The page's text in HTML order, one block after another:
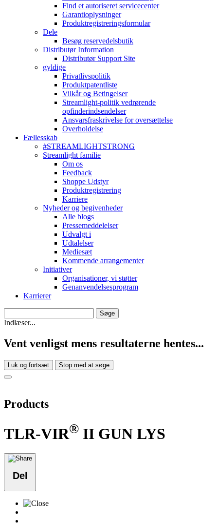
Find et autoriseret servicecenter
Garantioplysninger
Produktregistreringsformular
Dele
Besøg reservedelsbutik
Distributør Information
Distributør Support Site
gyldige
Privatlivspolitik
Produktpatentliste
Vilkår og Betingelser
Streamlight-politik vedrørende
opfinderindsendelser
Ansvarsfraskrivelse for oversættelse
Overholdelse
Fællesskab
#STREAMLIGHTSTRONG
Streamlight familie
Om os
Feedback
Shoppe Udstyr
Produktregistrering
Karriere
Nyheder og begivenheder
Alle blogs
Pressemeddelelser
Udvalgt i
Udtalelser
Mediesæt
Kommende arrangementer
Initiativer
Organisationer, vi støtter
Genanvendelsesprogram
Karrierer
Indlæser...
Vent venligst mens resultaterne hentes...
Luk og fortsæt Stop med at søge
Products
TLR-VIR® II GUN LYS
Del